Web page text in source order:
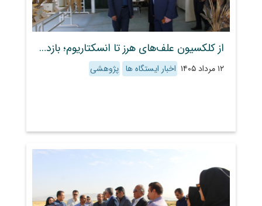
از کلکسیون علف‌های هرز تا انسکتاریوم؛ بازدید رئیس سازمان جهاد کشاورزی فارس از بخش گیاه‌پزشکی مرکز
۱۲ مرداد ۱۴۰۵ اخبار ایستگاه ها پژوهشی